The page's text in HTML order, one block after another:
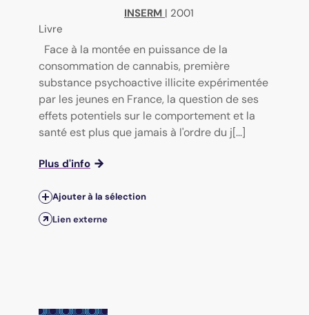
INSERM | 2001
Livre
Face à la montée en puissance de la
consommation de cannabis, première
substance psychoactive illicite expérimentée
par les jeunes en France, la question de ses
effets potentiels sur le comportement et la
santé est plus que jamais à l'ordre du j[...]
Plus d'info
Ajouter à la sélection
Lien externe